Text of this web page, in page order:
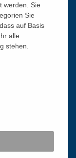
werden. Sie
Sie
auf Basis
alle
stehen.